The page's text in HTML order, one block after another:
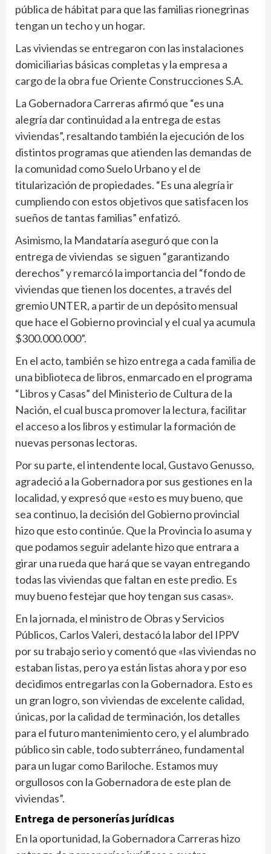
pública de hábitat para que las familias rionegrinas
tengan un techo y un hogar.
Las viviendas se entregaron con las instalaciones
domiciliarias básicas completas y la empresa a
cargo de la obra fue Oriente Construcciones S.A.
La Gobernadora Carreras afirmó que “es una
alegría dar continuidad a la entrega de estas
viviendas”, resaltando también la ejecución de los
distintos programas que atienden las demandas de
la comunidad como Suelo Urbano y el de
titularización de propiedades. “Es una alegría ir
cumpliendo con estos objetivos que satisfacen los
sueños de tantas familias” enfatizó.
Asimismo, la Mandataría aseguró que con la
entrega de viviendas se siguen “garantizando
derechos” y remarcó la importancia del “fondo de
viviendas que tienen los docentes, a través del
gremio UNTER, a partir de un depósito mensual
que hace el Gobierno provincial y el cual ya acumula
$300.000.000”.
En el acto, también se hizo entrega a cada familia de
una biblioteca de libros, enmarcado en el programa
“Libros y Casas” del Ministerio de Cultura de la
Nación, el cual busca promover la lectura, facilitar
el acceso a los libros y estimular la formación de
nuevas personas lectoras.
Por su parte, el intendente local, Gustavo Genusso,
agradeció a la Gobernadora por sus gestiones en la
localidad, y expresó que «esto es muy bueno, que
sea continuo, la decisión del Gobierno provincial
hizo que esto continúe. Que la Provincia lo asuma y
que podamos seguir adelante hizo que entrara a
girar una rueda que hará que se vayan entregando
todas las viviendas que faltan en este predio. Es
muy bueno festejar que hoy tengan sus casas».
En la jornada, el ministro de Obras y Servicios
Públicos, Carlos Valeri, destacó la labor del IPPV
por su trabajo serio y comentó que «las viviendas no
estaban listas, pero ya están listas ahora y por eso
decidimos entregarlas con la Gobernadora. Esto es
un gran logro, son viviendas de excelente calidad,
únicas, por la calidad de terminación, los detalles
para el futuro mantenimiento cero, y el alumbrado
público sin cable, todo subterráneo, fundamental
para un lugar como Bariloche. Estamos muy
orgullosos con la Gobernadora de este plan de
viviendas”.
Entrega de personerías jurídicas
En la oportunidad, la Gobernadora Carreras hizo